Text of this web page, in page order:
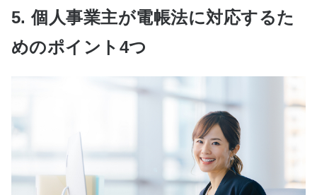
5. 個人事業主が電帳法に対応するた
めのポイント4つ